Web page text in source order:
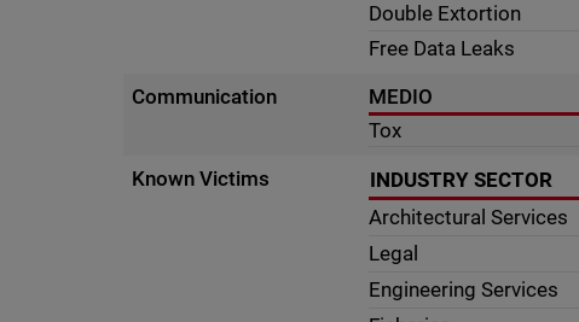
Double Extortion
Free Data Leaks
Communication
MEDIO
Tox
Known Victims
INDUSTRY SECTOR
Architectural Services
Legal
Engineering Services